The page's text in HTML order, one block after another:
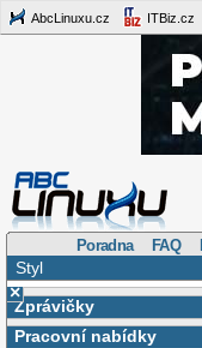
AbcLinuxu.cz ITBiz.cz
Poradna FAQ
Styl
×
Zprávičky
Pracovní nabídky